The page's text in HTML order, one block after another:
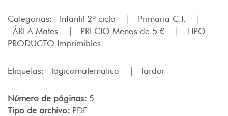
Categorias: Infantil 2º ciclo | Primaria C.I.
|
ÁREA Mates
| PRECIO Menos de 5 € |
TIPO
PRODUCTO Imprimibles
Etiquetas: logicomatematica | tardor
Número de páginas: 5
Tipo de archivo: PDF